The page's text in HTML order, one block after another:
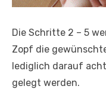
Die Schritte 2 – 5
Zopf die
lediglich darauf
gelegt werden.